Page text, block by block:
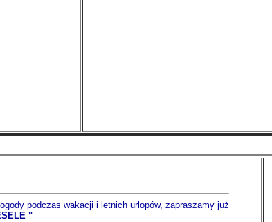
podczas wakacji i letnich urlopów, zapraszamy już
"